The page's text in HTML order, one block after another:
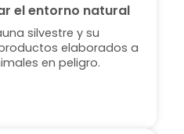
el entorno natural
silvestre y su
elaborados a
en peligro.